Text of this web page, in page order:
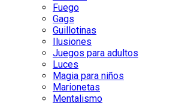
Fuego
Gags
Guillotinas
Ilusiones
Juegos para adultos
Luces
Magia para niños
Marionetas
Mentalismo